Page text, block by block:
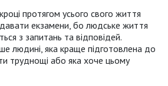
протягом усього свого життя
екзамени, бо людське життя
з запитань та відповідей.
людині, яка краще підготовлена до
труднощі або яка хоче цьому